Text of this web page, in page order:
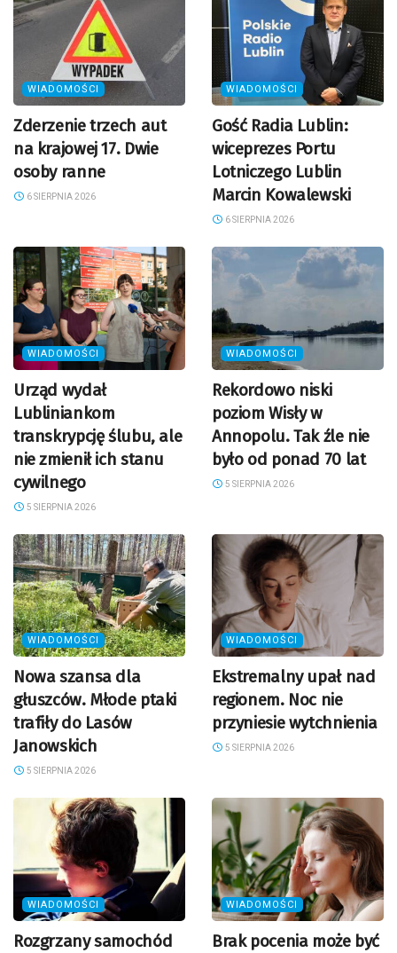
WIADOMOŚCI
Zderzenie trzech aut
na krajowej 17. Dwie
osoby ranne
6 SIERPNIA 2026
WIADOMOŚCI
Gość Radia Lublin:
wiceprezes Portu
Lotniczego Lublin
Marcin Kowalewski
6 SIERPNIA 2026
WIADOMOŚCI
Urząd wydał
Lubliniankom
transkrypcję ślubu, ale
nie zmienił ich stanu
cywilnego
5 SIERPNIA 2026
WIADOMOŚCI
Rekordowo niski
poziom Wisły w
Annopolu. Tak źle nie
było od ponad 70 lat
5 SIERPNIA 2026
WIADOMOŚCI
Nowa szansa dla
głuszców. Młode ptaki
trafiły do Lasów
Janowskich
5 SIERPNIA 2026
WIADOMOŚCI
Ekstremalny upał nad
regionem. Noc nie
przyniesie wytchnienia
5 SIERPNIA 2026
WIADOMOŚCI
Rozgrzany samochód
WIADOMOŚCI
Brak pocenia może być